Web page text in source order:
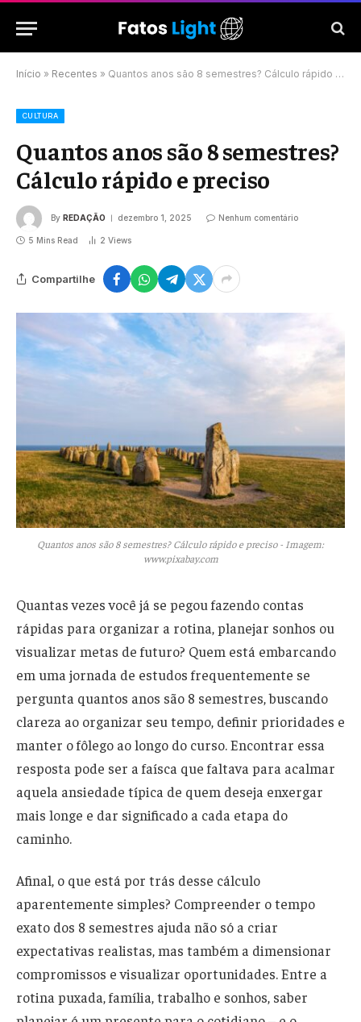
Início » Recentes » Quantos anos são 8 semestres? Cálculo rápido e preciso
CULTURA
Quantos anos são 8 semestres?
Cálculo rápido e preciso
By REDAÇÃO dezembro 1, 2025 Nenhum comentário
5 Mins Read 2 Views
Compartilhe
Quantos anos são 8 semestres? Cálculo rápido e preciso - Imagem:
www.pixabay.com
Quantas vezes você já se pegou fazendo contas
rápidas para organizar a rotina, planejar sonhos ou
visualizar metas de futuro? Quem está embarcando
em uma jornada de estudos frequentemente se
pergunta quantos anos são 8 semestres, buscando
clareza ao organizar seu tempo, definir prioridades e
manter o fôlego ao longo do curso. Encontrar essa
resposta pode ser a faísca que faltava para acalmar
aquela ansiedade típica de quem deseja enxergar
mais longe e dar significado a cada etapa do
caminho.
Afinal, o que está por trás desse cálculo
aparentemente simples? Compreender o tempo
exato dos 8 semestres ajuda não só a criar
expectativas realistas, mas também a dimensionar
compromissos e visualizar oportunidades. Entre a
rotina puxada, família, trabalho e sonhos, saber